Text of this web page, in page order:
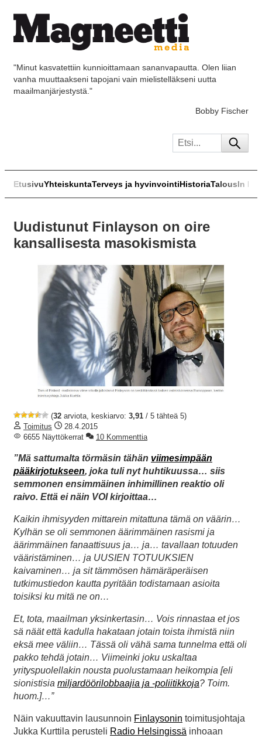
"Minut kasvatettiin kunnioittamaan sananvapautta. Olen liian
vanha muuttaakseni tapojani vain mielistelläkseni uutta
maailmanjärjestystä."
Bobby Fischer
EtusivuYhteiskuntaTerveys ja hyvinvointiHistoriaTalousIn
Uudistunut Finlayson on oire
kansallisesta masokismista
(32 arviota, keskiarvo: 3,91 / 5 tähteä 5)
Toimitus
28.4.2015
6655 Näyttökerrat
10 Kommenttia
”Mä sattumalta törmäsin tähän viimesimpään
pääkirjotukseen, joka tuli nyt huhtikuussa… siis
semmonen ensimmäinen inhimillinen reaktio oli
raivo. Että ei näin VOI kirjoittaa…
Kaikin ihmisyyden mittarein mitattuna tämä on väärin…
Kylhän se oli semmonen äärimmäinen rasismi ja
äärimmäinen fanaattisuus ja… ja… tavallaan totuuden
vääristäminen… ja UUSIEN TOTUUKSIEN
kaivaminen… ja sit tämmösen hämäräperäisen
tutkimustiedon kautta pyritään todistamaan asioita
toisiksi ku mitä ne on…
Et, tota, maailman yksinkertasin… Vois rinnastaa et jos
sä näät että kadulla hakataan jotain toista ihmistä niin
eksä mee väliin… Tässä oli vähä sama tunnelma että oli
pakko tehdä jotain… Viimeinki joku uskaltaa
yrityspuolellakin nousta puolustamaan heikompia [eli
sionistisia miljardöörilobbaajia ja -poliitikkoja? Toim.
huom.]…”
Näin vakuuttavin lausunnoin Finlaysonin toimitusjohtaja
Jukka Kurttila perusteli Radio Helsingissä inhoaan